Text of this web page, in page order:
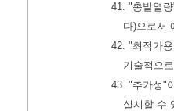
41. "총발열
다)으로서
42. "최적가
기술적으
43. "추가성"
실시할 수